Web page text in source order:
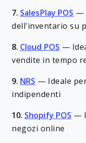
7. SalesPlay POS —
dell'inventario su
8. Cloud POS —
vendite in tempo
9. NRS —
Ideale
indipendenti
10. Shopify POS —
negozi online